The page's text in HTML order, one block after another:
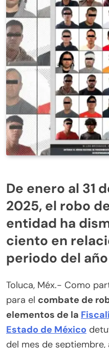
De enero al 31
2025, el robo
entidad ha
ciento en
periodo del
Toluca, Méx.- Como
para el combate de
elementos de la
Estado de México
del mes de septiembre,